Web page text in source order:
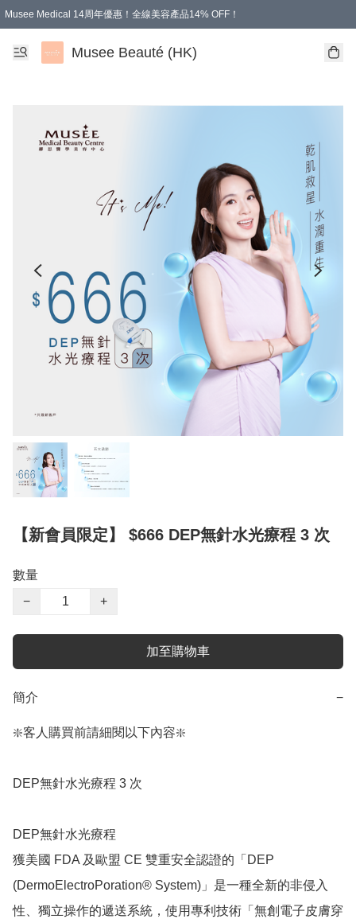
Musee Medical 14周年優惠！全線美容產品14% OFF！
凡購物滿HKD 500.00即享運費減免優惠
Musee Beauté (HK)
【新會員限定】 $666 DEP無針水光療程 3 次
數量
−
+
加至購物車
簡介 −
❇️客人購買前請細閱以下內容❇️
DEP無針水光療程 3 次
DEP無針水光療程
獲美國 FDA 及歐盟 CE 雙重安全認證的「DEP
(DermoElectroPoration® System)」是一種全新的非侵入
性、獨立操作的遞送系統，使用專利技術「無創電子皮膚穿